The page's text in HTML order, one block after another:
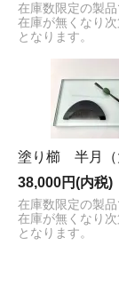
在庫数限定の製品
在庫が無くなり
となります。
塗り櫛 半月
38,000円(内税)
在庫数限定の製品
在庫が無くなり
となります。